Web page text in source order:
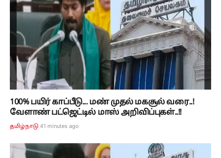
100% பயிர் காப்பீடு... மண் முதல் மகசூல் வரை..!
வேளாண் பட்ஜெட்டில் மாஸ் அறிவிப்புகள்..!!
தமிழ்நாடு 41 minutes ago